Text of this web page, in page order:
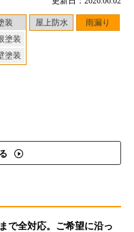
装
塗装
塗装
屋上防水 雨漏り
で全対応。ご希望に沿っ